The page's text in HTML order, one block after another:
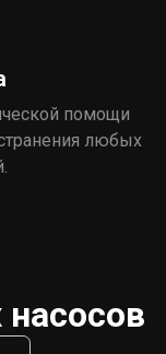
помощи
любых